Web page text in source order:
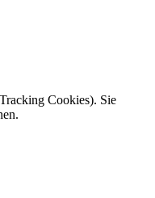
Cookies). Sie